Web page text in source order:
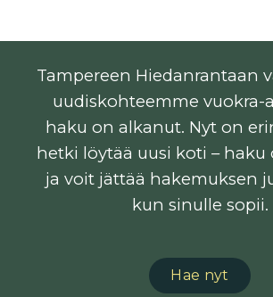
Tampereen Hiedanrantaan
uudiskohteemme vuokra-
haku on alkanut. Nyt on
hetki löytää uusi koti – haku
ja voit jättää hakemuksen
kun sinulle sopii.
Hae nyt